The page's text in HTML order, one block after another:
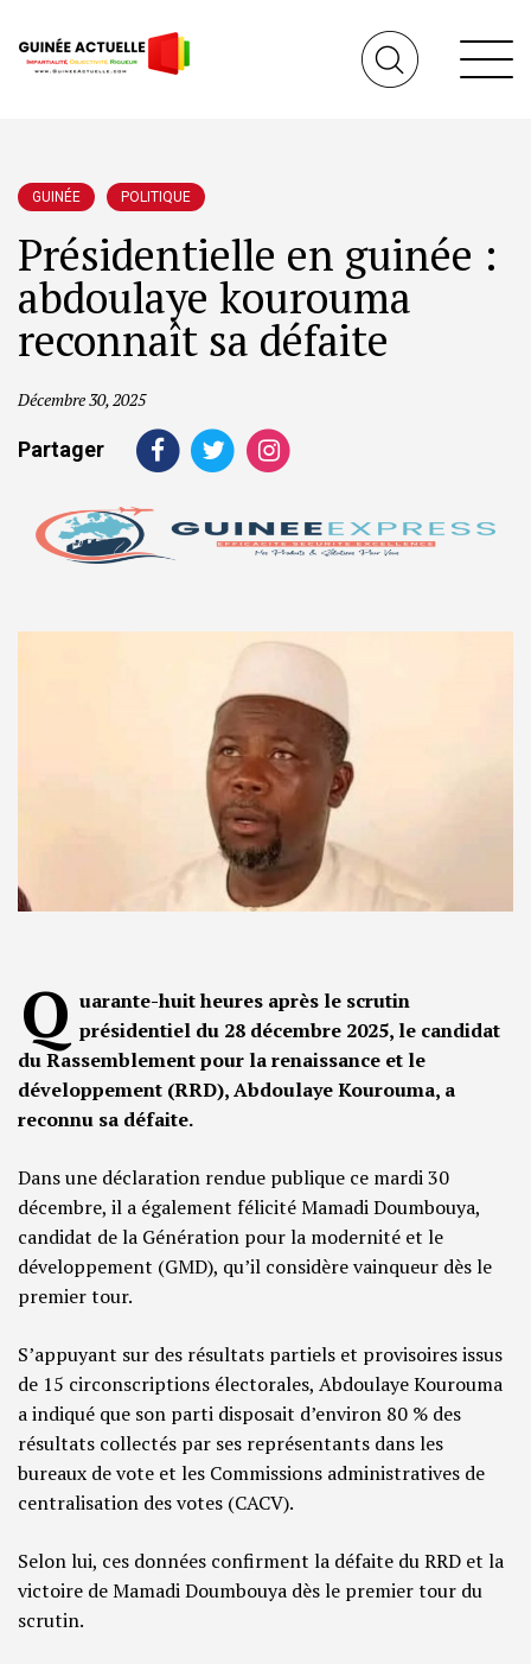
GUINÉE POLITIQUE
Présidentielle en guinée :
abdoulaye kourouma
reconnaît sa défaite
Décembre 30, 2025
Partager
Q uarante-huit heures après le scrutin
présidentiel du 28 décembre 2025, le candidat
du Rassemblement pour la renaissance et le
développement (RRD), Abdoulaye Kourouma, a
reconnu sa défaite.
Dans une déclaration rendue publique ce mardi 30
décembre, il a également félicité Mamadi Doumbouya,
candidat de la Génération pour la modernité et le
développement (GMD), qu’il considère vainqueur dès le
premier tour.
S’appuyant sur des résultats partiels et provisoires issus
de 15 circonscriptions électorales, Abdoulaye Kourouma
a indiqué que son parti disposait d’environ 80 % des
résultats collectés par ses représentants dans les
bureaux de vote et les Commissions administratives de
centralisation des votes (CACV).
Selon lui, ces données confirment la défaite du RRD et la
victoire de Mamadi Doumbouya dès le premier tour du
scrutin.